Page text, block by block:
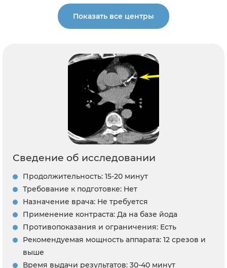
Показать все центры
Сведение об исследовании
Продолжительность: 15-20 минут
Требование к подготовке: Нет
Назначение врача: Не требуется
Применение контраста: Да на базе йода
Противопоказания и ограничения: Есть
Рекомендуемая мощность аппарата: 12 срезов и
выше
Время выдачи результатов: 30-40 минут